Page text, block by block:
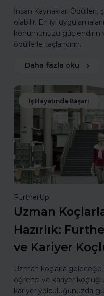
İnsan Kaynakları Ödülleri,
olabilir. En iyi
konumunuzu güçlendirin
ödüllerle taçlandırın.
Daha fazla oku
İş Hayatında Başarı
FurtherUp
Uzman
Hazırlık:
ve Kariyer
Uzman koçlarla geleceğe
öğrenci ve kariyer
kariyer yolculuğunuzda